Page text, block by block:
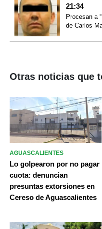
21:34
Procesan a
de Carlos
Otras noticias que
AGUASCALIENTES
Lo golpearon por no pagar
cuota: denuncian
presuntas extorsiones en
Cereso de Aguascalientes